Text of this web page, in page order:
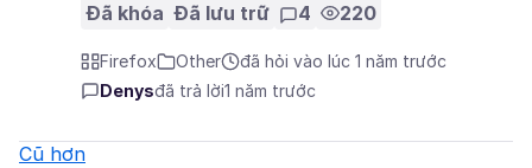
Đã khóa Đã lưu trữ 4 220
Firefox Other
đã hỏi vào lúc 1 năm trước
Denysđã trả lời1 năm trước
Cũ hơn